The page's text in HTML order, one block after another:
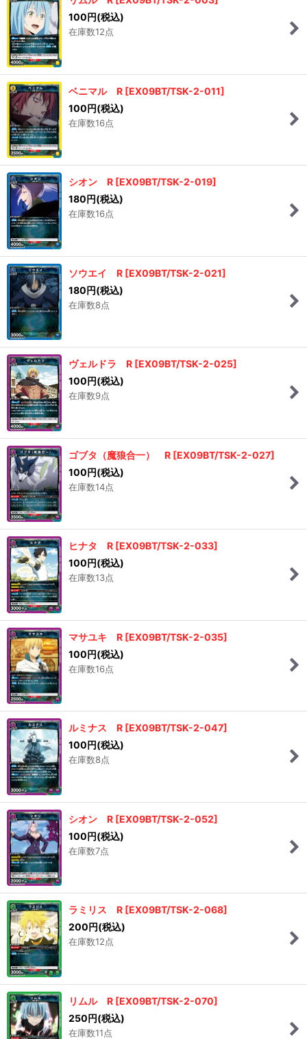
100円(税込)
在庫数12点
ベニマル R [EX09BT/TSK-2-011]
100円(税込)
在庫数16点
シオン R [EX09BT/TSK-2-019]
180円(税込)
在庫数16点
ソウエイ R [EX09BT/TSK-2-021]
180円(税込)
在庫数8点
ヴェルドラ R [EX09BT/TSK-2-025]
100円(税込)
在庫数9点
ゴブタ（魔狼合一） R [EX09BT/TSK-2-027]
100円(税込)
在庫数14点
ヒナタ R [EX09BT/TSK-2-033]
100円(税込)
在庫数13点
マサユキ R [EX09BT/TSK-2-035]
100円(税込)
在庫数16点
ルミナス R [EX09BT/TSK-2-047]
100円(税込)
在庫数8点
シオン R [EX09BT/TSK-2-052]
100円(税込)
在庫数7点
ラミリス R [EX09BT/TSK-2-068]
200円(税込)
在庫数12点
リムル R [EX09BT/TSK-2-070]
250円(税込)
在庫数11点